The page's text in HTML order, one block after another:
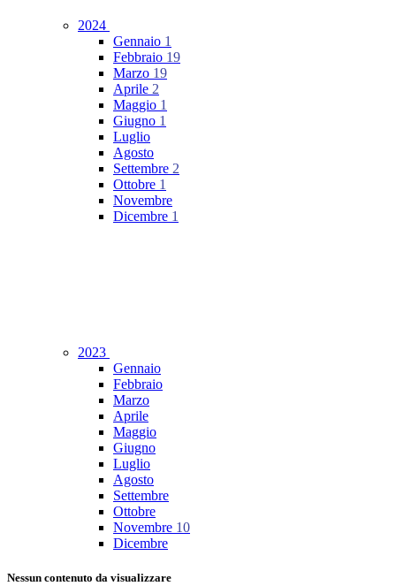
2024
Gennaio 1
Febbraio 19
Marzo 19
Aprile 2
Maggio 1
Giugno 1
Luglio
Agosto
Settembre 2
Ottobre 1
Novembre
Dicembre 1
2023
Gennaio
Febbraio
Marzo
Aprile
Maggio
Giugno
Luglio
Agosto
Settembre
Ottobre
Novembre 10
Dicembre
Nessun contenuto da visualizzare